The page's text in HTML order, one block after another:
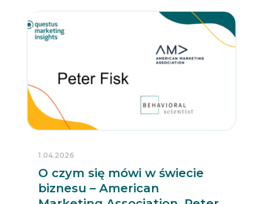
O czym się mówi w świecie
biznesu – American
1.04.2026